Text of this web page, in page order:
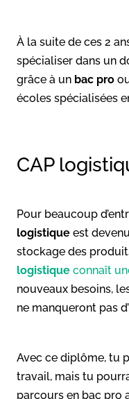
À la suite de ces 2
spécialiser dans un
grâce à un bac pro
écoles spécialisées
CAP
Pour beaucoup
logistique est
stockage des
logistique connaît
nouveaux besoins,
ne manqueront pas d’
Avec ce diplôme, tu
travail, mais tu
parcours en bac pro